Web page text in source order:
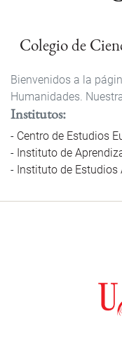
Colegio de
Bienvenidos a la
Humanidades.
Institutos
Centro de Estudios
Instituto de
Instituto de Estudios